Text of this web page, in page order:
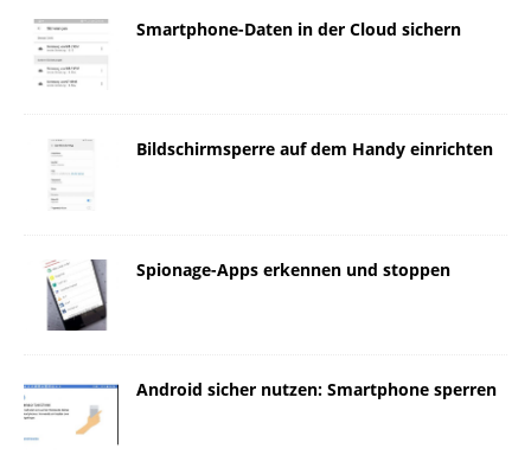
Smartphone-Daten in der Cloud sichern
Bildschirmsperre auf dem Handy einrichten
Spionage-Apps erkennen und stoppen
Android sicher nutzen: Smartphone sperren